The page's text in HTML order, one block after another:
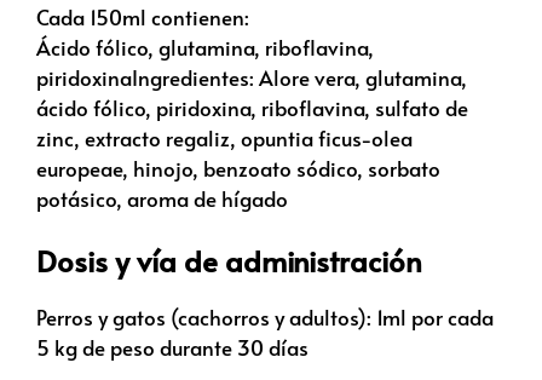
Cada 150ml contienen:
Ácido fólico, glutamina, riboflavina,
piridoxinaIngredientes: Alore vera, glutamina,
ácido fólico, piridoxina, riboflavina, sulfato de
zinc, extracto regaliz, opuntia ficus-olea
europeae, hinojo, benzoato sódico, sorbato
potásico, aroma de hígado
Dosis y vía de administración
Perros y gatos (cachorros y adultos): 1ml por cada
5 kg de peso durante 30 días